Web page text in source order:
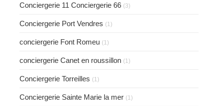
Conciergerie 11 Conciergerie 66 (3)
Conciergerie Port Vendres (1)
conciergerie Font Romeu (1)
conciergerie Canet en roussillon (1)
Conciergerie Torreilles (1)
Conciergerie Sainte Marie la mer (1)